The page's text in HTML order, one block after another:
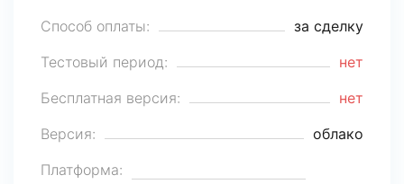
Способ оплаты:
за сделку
Тестовый период:
нет
Бесплатная версия:
нет
Версия:
облако
Платформа: